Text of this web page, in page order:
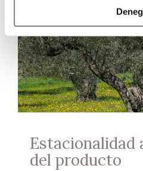
Estacionalidad
del producto